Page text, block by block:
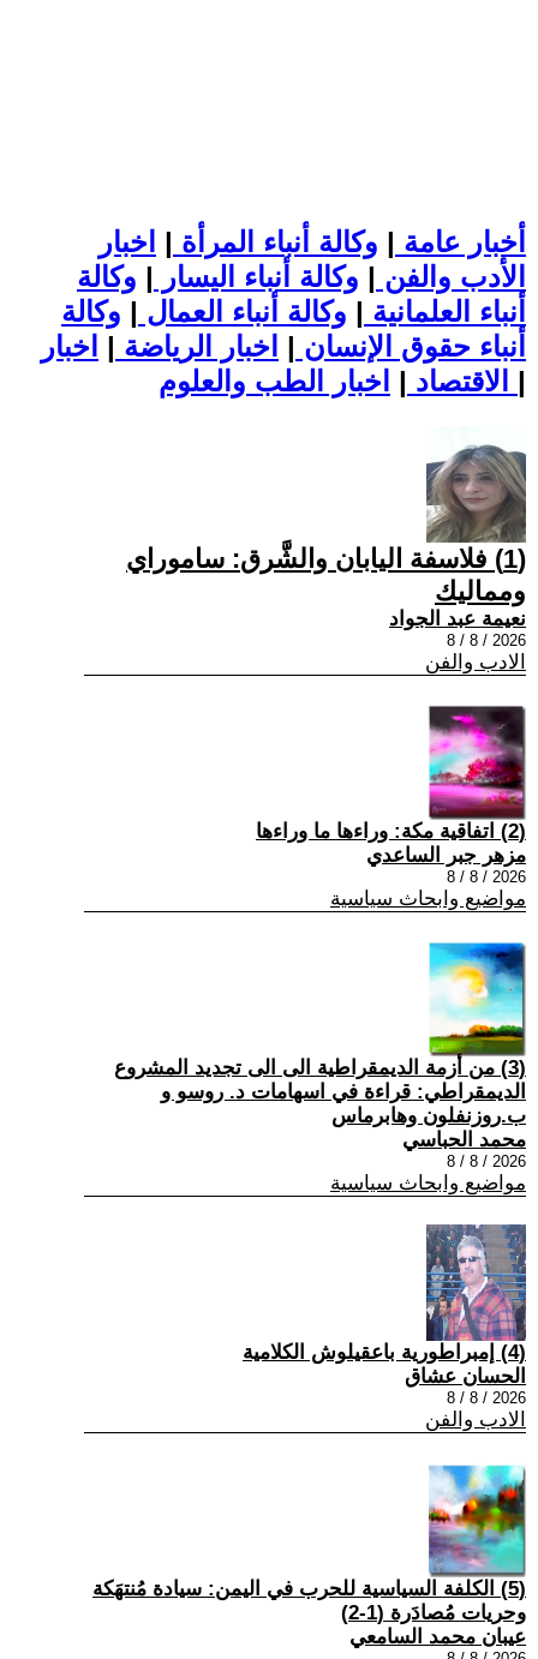
أخبار عامة | وكالة أنباء المرأة | اخبار
الأدب والفن | وكالة أنباء اليسار | وكالة
أنباء العلمانية | وكالة أنباء العمال | وكالة
أنباء حقوق الإنسان | اخبار الرياضة | اخبار
الاقتصاد | |
(1) فلاسفة اليابان والشَّرق: ساموراي
ومماليك
نعيمة عبد الجواد
2026 / 8 / 8
الادب والفن
(2) اتفاقية مكة: وراءها ما وراءها
مزهر جبر الساعدي
2026 / 8 / 8
مواضيع وابحاث سياسية
(3) من أزمة الديمقراطية الى الى تجديد المشروع
الديمقراطي: قراءة في اسهامات د. روسو و
ب.روزنفلون وهابرماس
محمد الحباسي
2026 / 8 / 8
مواضيع وابحاث سياسية
(4) إمبراطورية باعقيلوش الكلامية
الحسان عشاق
2026 / 8 / 8
الادب والفن
(5) الكلفة السياسية للحرب في اليمن: سيادة مُنتهَكة
وحريات مُصادَرة (1-2)
عيبان محمد السامعي